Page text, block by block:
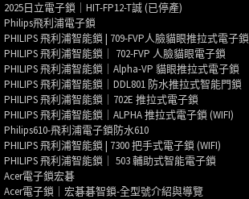
2025日立電子鎖｜HIT-FP12-T誠 (已停產)
Philips飛利浦電子鎖
PHILIPS 飛利浦智能鎖 | 709-FVP人臉貓眼推拉式電子鎖
PHILIPS 飛利浦智能鎖｜ 702-FVP 人臉貓眼電子鎖
PHILIPS 飛利浦智能鎖｜Alpha-VP 貓眼推拉式電子鎖
PHILIPS 飛利浦智能鎖｜DDL801 防水推拉式智能門鎖
PHILIPS 飛利浦智能鎖｜702E 推拉式電子鎖
PHILIPS 飛利浦智能鎖｜ALPHA 推拉式電子鎖 (WIFI)
Philips610-飛利浦電子鎖防水610
PHILIPS 飛利浦智能鎖 | 7300 把手式電子鎖 (WIFI)
PHILIPS 飛利浦智能鎖｜ 503 輔助式智能電子鎖
Acer電子鎖宏碁
Acer電子鎖｜宏碁碁智鎖-全型號介紹與導覽